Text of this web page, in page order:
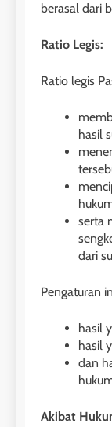
berasal dari
Ratio Legis:
Ratio legis
hasil
serta
dari
Pengaturan
hasil
hasil
dan
Akibat